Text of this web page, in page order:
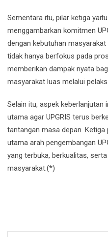
Sementara itu, pilar ketiga yaitu
menggambarkan komitmen
dengan kebutuhan masyarakat
tidak hanya berfokus pada
memberikan dampak nyata
masyarakat luas melalui
Selain itu, aspek
utama agar UPGRIS terus
tantangan masa depan.
utama arah pengembangan
yang terbuka, berkualitas,
masyarakat.(*)